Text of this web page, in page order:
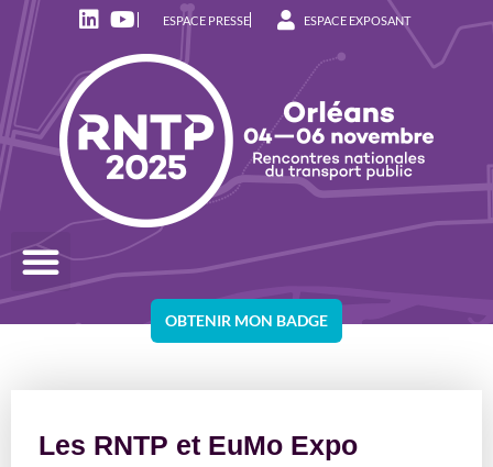
OBTENIR MON BADGE
ESPACE PRESSE ESPACE EXPOSANT
Les RNTP et EuMo Expo